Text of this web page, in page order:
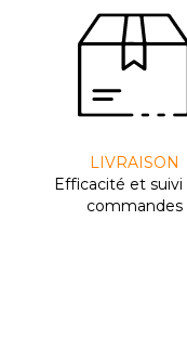
LIVRAISON
Efﬁcacité et suivi
commandes